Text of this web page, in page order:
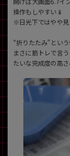
操作もしやすい📱
※日光下ではやや
“折りたたみ”とい
まさに筋トレで言
たいな完成度の高さ